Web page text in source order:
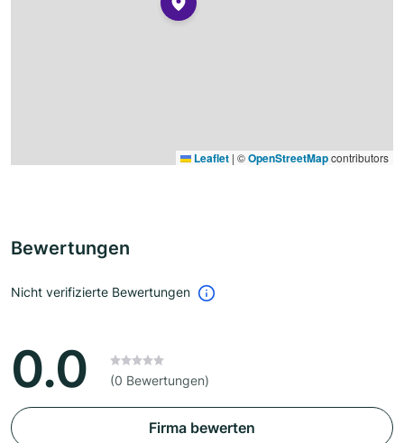
Leaflet | ©OpenStreetMapcontributors
Bewertungen
Nicht verifizierte Bewertungen
0.0 (0 Bewertungen)
Firma bewerten